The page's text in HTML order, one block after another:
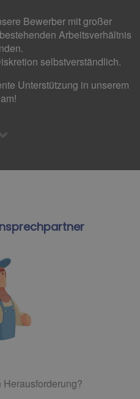
Bewerber mit großer
Arbeitsverhältnis
selbstverständlich.
Unterstützung in unserem